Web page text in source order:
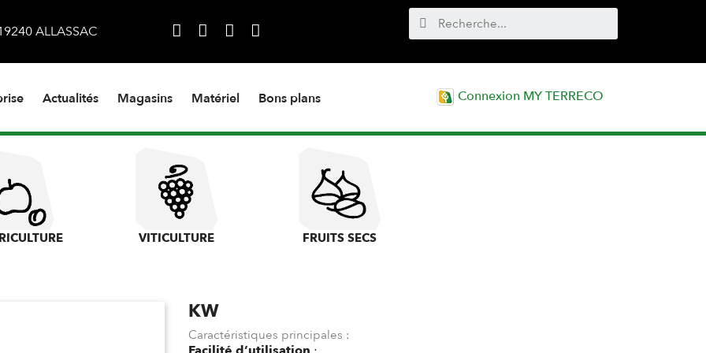
ALLASSAC
Actualités Magasins Matériel Bons plans Connexion MY TERRECO
VITICULTURE FRUITS SECS
KW
Caractéristiques principales :